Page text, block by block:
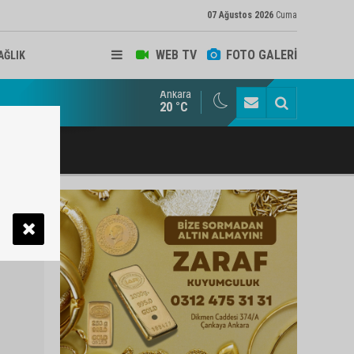
07 Ağustos 2026 Cuma
WEB TV FOTO GALERİ
ve Arabulucu Rüstem Yiğit Ahizer'e ziyaretçi akını
Ankara
20 °C